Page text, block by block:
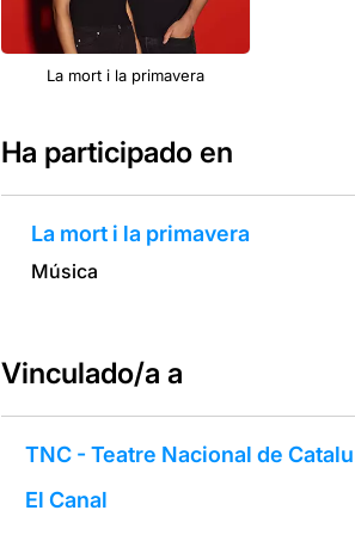
La mort i la primavera
Ha participado en
La mort i la primavera
Música
Vinculado/a a
TNC - Teatre Nacional de
El Canal